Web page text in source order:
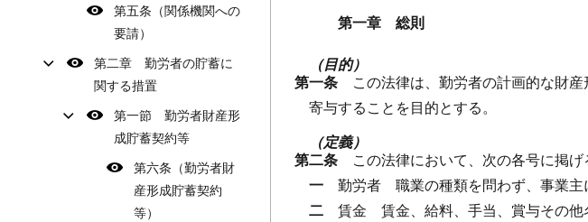
第五条（関係機関への
要請）
第二章 勤労者の貯蓄に
関する措置
第一節 勤労者財産形
成貯蓄契約等
第六条（勤労者財
産形成貯蓄契約
等）
第一章 総則
（目的）
第一条 この法律は、勤労者の計画的な財
寄与することを目的とする。
（定義）
第二条 この法律において、次の各号に掲
一 勤労者
職業の種類を問わず、事業主
二 賃金
賃金、給料、手当、賞与その